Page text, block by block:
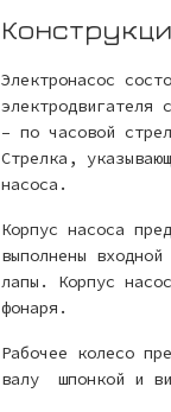
Электронасос
электродвигателя
– по часовой
Стрелка,
насоса.
Корпус насоса
выполнены
лапы. Корпус
фонаря.
Рабочее колесо
валу шпонкой и